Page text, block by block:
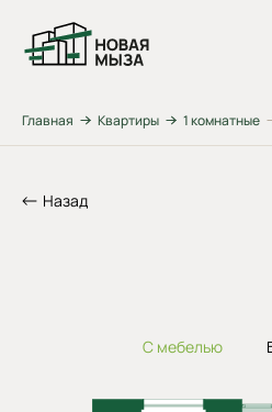
Главная Квартиры 1 комнатные
Назад
С мебелью